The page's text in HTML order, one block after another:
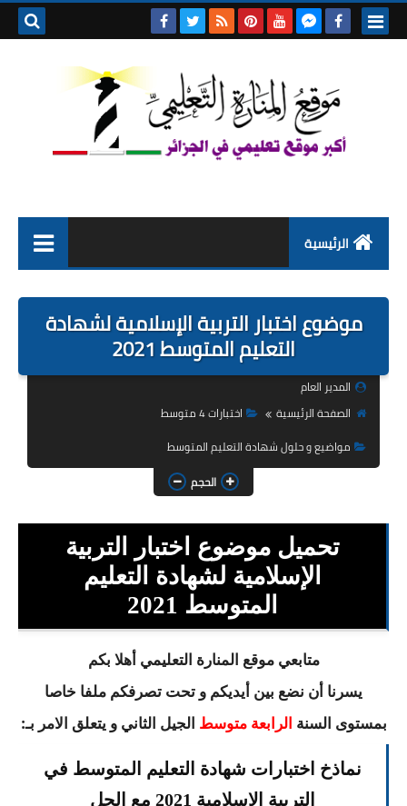
الرئيسية
التربية التحضيرية
السنة الاولى ابتدائي
السنة الثانية ابتدائي
السنة الثالثة ابتدائي
السنة الرابعة ابتدائي
السنة الخامسة ابتدائي
شهادة التعليم الابتدائي
التعليم المتوسط
السنة الاولى متوسط
السنة الثالثة متوسط
موضوع اختبار التربية الإسلامية لشهادة
التعليم المتوسط 2021
المدير العام
الصفحة الرئيسية
اختبارات 4 متوسط
مواضيع و حلول شهادة التعليم المتوسط
الحجم
تحميل موضوع اختبار التربية
الإسلامية لشهادة التعليم
المتوسط 2021
متابعي موقع المنارة التعليمي أهلا بكم
يسرنا أن نضع بين أيديكم و تحت تصرفكم ملفا خاصا
بمستوى السنة الرابعة متوسط الجيل الثاني و يتعلق الامر بـ:
نماذخ اختبارات شهادة التعليم المتوسط في
التربية الإسلامية 2021 مع الحل